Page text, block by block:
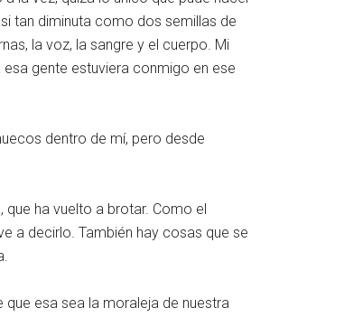
tan diminuta como dos semillas de
la voz, la sangre y el cuerpo. Mi
gente estuviera conmigo en ese
dentro de mí, pero desde
ha vuelto a brotar. Como el
a decirlo. También hay cosas que se
que esa sea la moraleja de nuestra